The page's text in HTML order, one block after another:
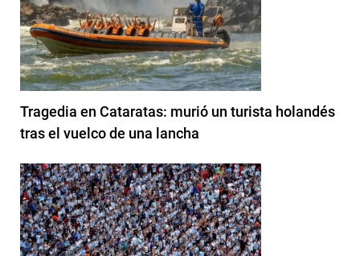
Tragedia en Cataratas: murió un turista holandés
tras el vuelco de una lancha